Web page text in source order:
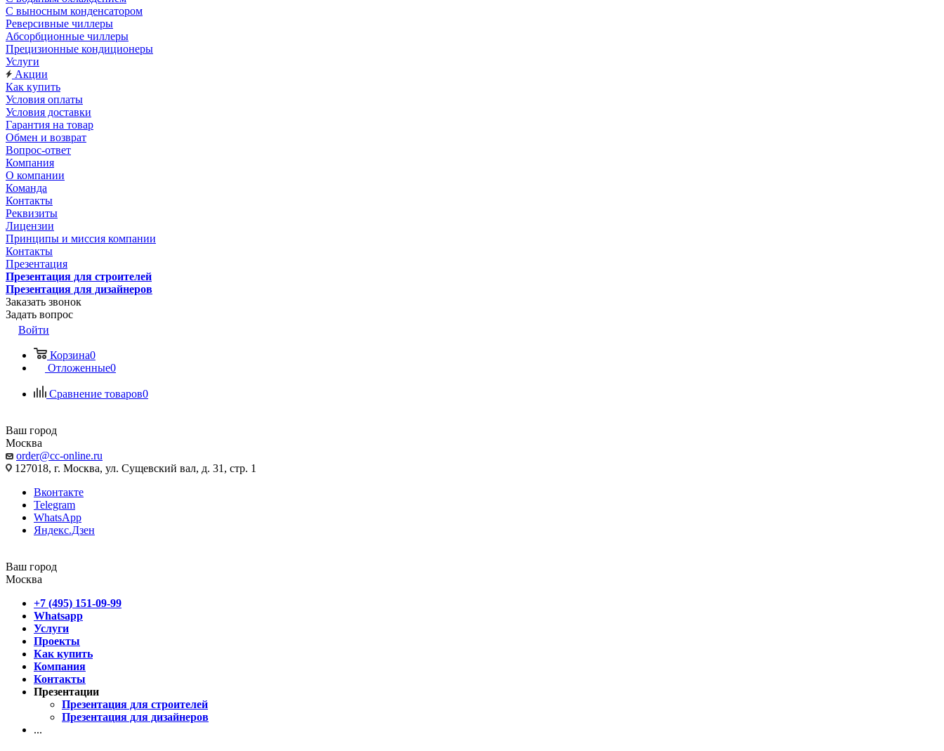
С выносным конденсатором
Реверсивные чиллеры
Абсорбционные чиллеры
Прецизионные кондиционеры
Услуги
Акции
Как купить
Условия оплаты
Условия доставки
Гарантия на товар
Обмен и возврат
Вопрос-ответ
Компания
О компании
Команда
Контакты
Реквизиты
Лицензии
Принципы и миссия компании
Контакты
Презентация
Презентация для строителей
Презентация для дизайнеров
Заказать звонок
Задать вопрос
Войти
Корзина0
Отложенные0
Сравнение товаров0
Ваш город
Москва
order@cc-online.ru
127018, г. Москва, ул. Сущевский вал, д. 31, стр. 1
Вконтакте
Telegram
WhatsApp
Яндекс.Дзен
Ваш город
Москва
+7 (495) 151-09-99
Whatsapp
Услуги
Проекты
Как купить
Компания
Контакты
Презентации
Презентация для строителей
Презентация для дизайнеров
...